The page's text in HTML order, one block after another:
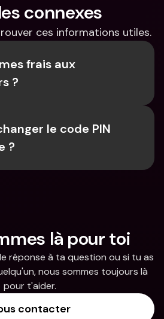
connexes
ces informations utiles.
frais aux
?
le code PIN
?
là pour toi
réponse à ta question ou si tu as
nous sommes toujours là
pour t'aider.
contacter